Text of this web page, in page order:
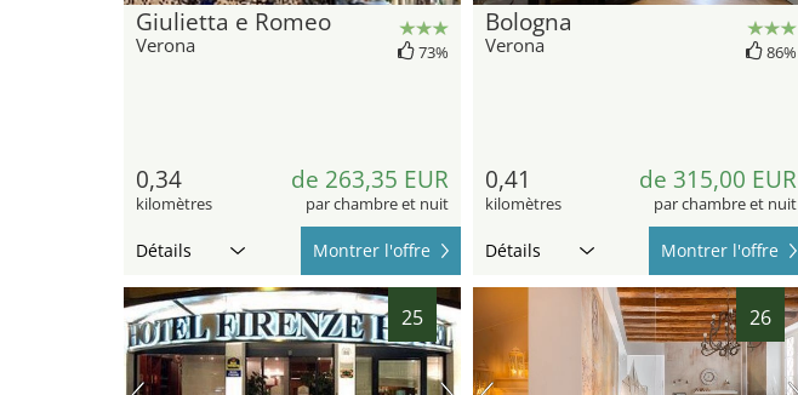
Giulietta e Romeo
Verona 73%
0,34
kilomètres
de 263,35 EUR
par chambre et nuit
Détails Montrer l'offre
Bologna
Verona 86%
0,41
kilomètres
de 315,00 EUR
par chambre et nuit
Détails Montrer l'offre
25 26